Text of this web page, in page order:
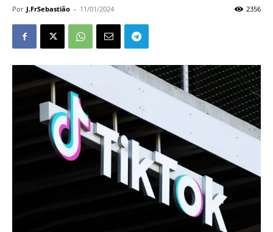
Por J.FrSebastião - 11/01/2024 2356